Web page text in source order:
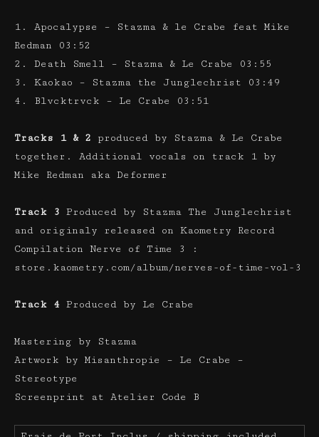
1. Apocalypse – Stazma & le Crabe feat Mike
Redman 03:52
2. Death Smell – Stazma & Le Crabe 03:55
3. Kaokao – Stazma the Junglechrist 03:49
4. Blvcktrvck – Le Crabe 03:51
Tracks 1 & 2 produced by Stazma & Le Crabe
together. Additional vocals on track 1 by
Mike Redman aka Deformer
Track 3 Produced by Stazma The Junglechrist
and originaly released on Kaometry Record
Compilation Nerve of Time 3 :
store.kaometry.com/album/nerves-of-time-vol-3
Track 4 Produced by Le Crabe
Mastering by Stazma
Artwork by Misanthropie – Le Crabe –
Stereotype
Screenprint at Atelier Code B